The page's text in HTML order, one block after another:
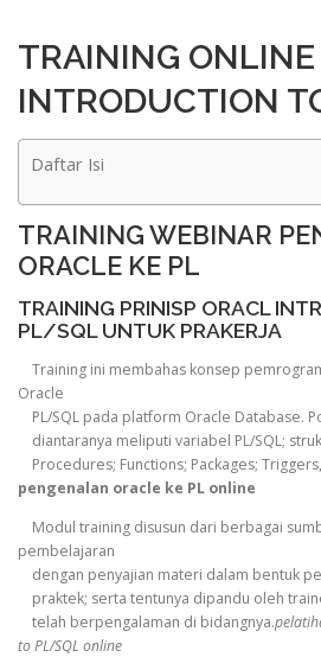
TRAINING ONLINE
INTRODUCTION
Daftar Isi
TRAINING WEBINAR
ORACLE KE PL
TRAINING PRINISP ORACL
PL/SQL UNTUK PRAKERJA
Training ini membahas konsep
Oracle
PL/SQL pada platform Oracle Database.
diantaranya meliputi variabel PL/SQL;
Procedures; Functions; Packages;
pengenalan oracle ke PL online
Modul training disusun dari berbagai
pembelajaran
dengan penyajian materi dalam bentuk
praktek; serta tentunya dipandu oleh
telah berpengalaman di bidangnya.
to PL/SQL online